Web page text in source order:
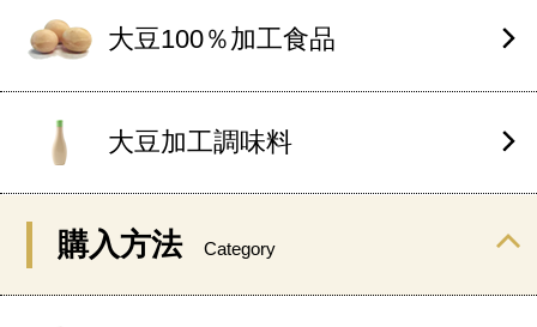
大豆100％加工食品
大豆加工調味料
購入方法 Category